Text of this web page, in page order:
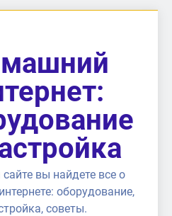
вы найдете все о
оборудование,
советы.